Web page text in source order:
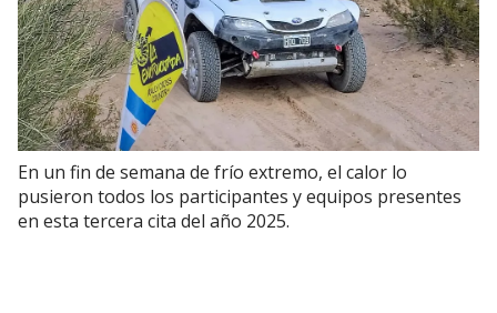
En un fin de semana de frío extremo, el calor lo
pusieron todos los participantes y equipos presentes
en esta tercera cita del año 2025.